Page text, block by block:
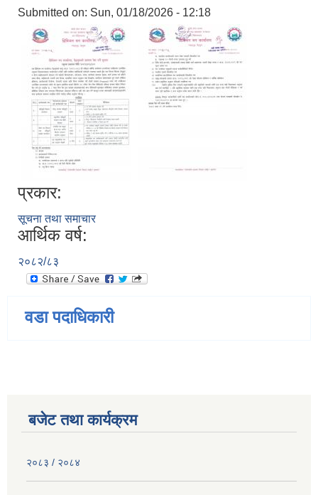
Submitted on: Sun, 01/18/2026 - 12:18
प्रकार:
सूचना तथा समाचार
आर्थिक वर्ष:
२०८२/८३
वडा पदाधिकारी
बजेट तथा कार्यक्रम
२०८३ / २०८४